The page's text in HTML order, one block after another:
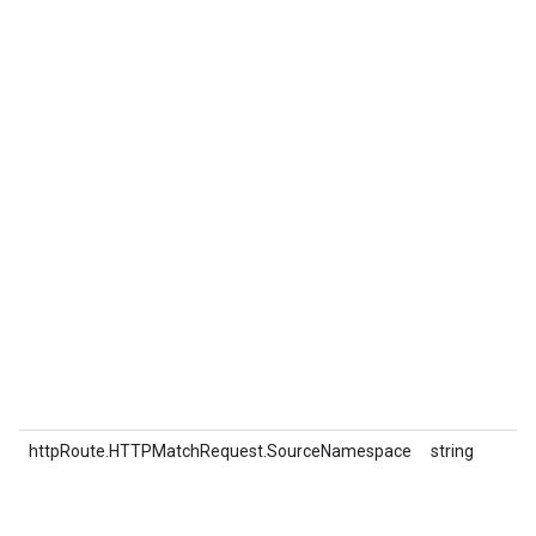
httpRoute.HTTPMatchRequest.SourceNamespace string